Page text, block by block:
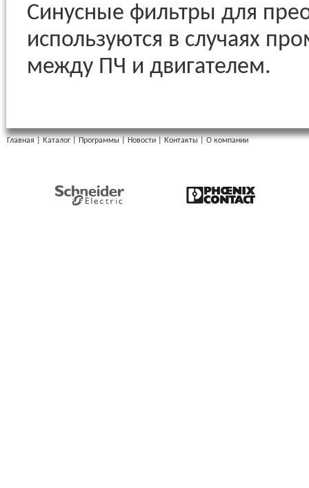
Синусные фильтры для
используются в случаях
между ПЧ и двигателем.
Главная | Каталог | Программы | Новости | Контакты | О компании